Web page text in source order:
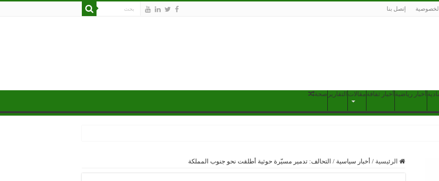
إتصل بنا
أخبار رياضية أخبار ثقافة مقالات التقارير صحة
الرئيسية / أخبار سياسية / التحالف: تدمير مسيّرة حوثية أطلقت نحو جنوب المملكة